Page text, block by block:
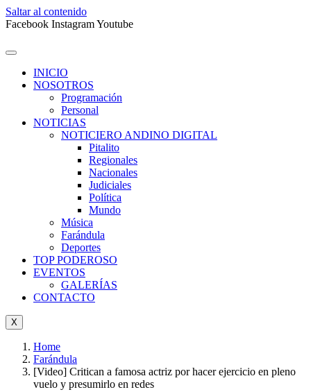
Saltar al contenido
Facebook InstagramYoutube
INICIO
NOSOTROS
Programación
Personal
NOTICIAS
NOTICIERO ANDINO DIGITAL
Pitalito
Regionales
Nacionales
Judiciales
Política
Mundo
Música
Farándula
Deportes
TOP PODEROSO
EVENTOS
GALERÍAS
CONTACTO
X
Home
Farándula
[Video] Critican a famosa actriz por hacer ejercicio en pleno
vuelo y presumirlo en redes